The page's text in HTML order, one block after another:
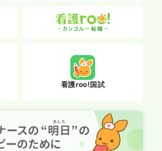
看護roo!国試